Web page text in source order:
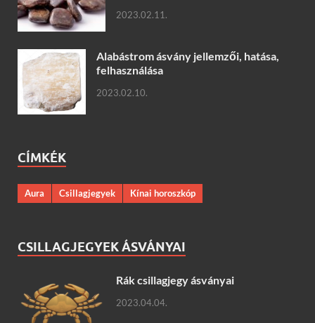
2023.02.11.
Alabástrom ásvány jellemzői, hatása,
felhasználása
2023.02.10.
CÍMKÉK
Aura Csillagjegyek Kínai horoszkóp
CSILLAGJEGYEK ÁSVÁNYAI
Rák csillagjegy ásványai
2023.04.04.